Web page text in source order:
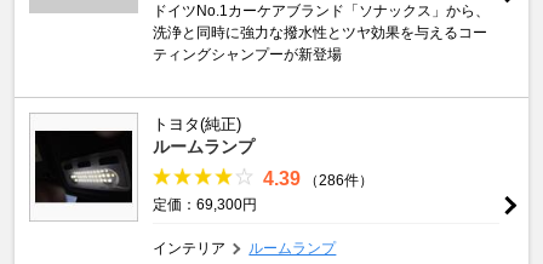
ドイツNo.1カーケアブランド「ソナックス」から、
洗浄と同時に強力な撥水性とツヤ効果を与えるコー
ティングシャンプーが新登場
トヨタ(純正)
ルームランプ
4.39
（286件）
定価：69,300円
インテリア ルームランプ